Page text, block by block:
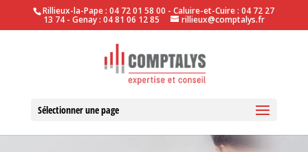
Rillieux-la-Pape : 04 72 01 58 00 - Caluire-et-Cuire : 04 72 27
13 74 - Genay : 04 81 06 12 85 rillieux@comptalys.fr
Sélectionner une page